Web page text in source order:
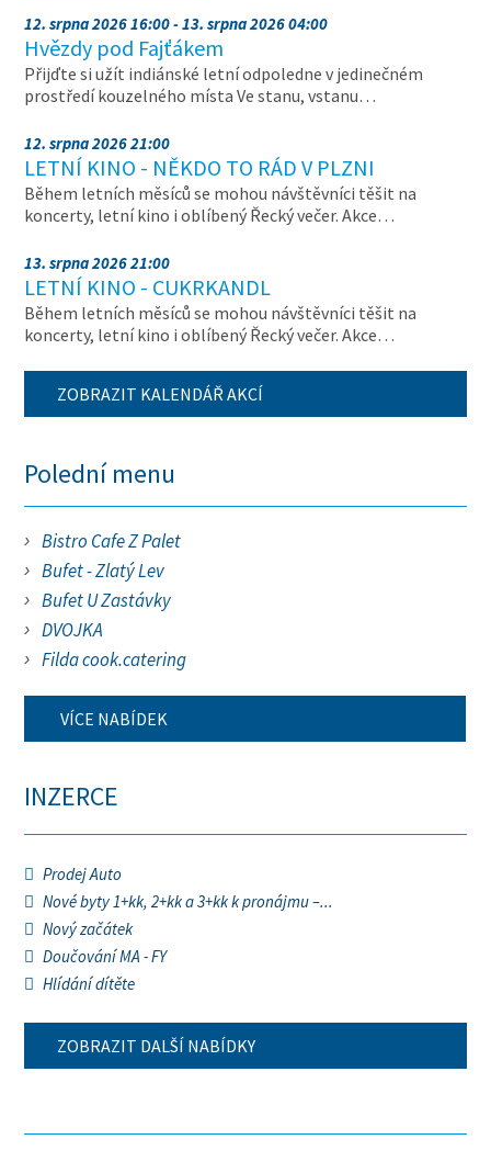
12. srpna 2026 16:00 - 13. srpna 2026 04:00
Hvězdy pod Fajťákem
Přijďte si užít indiánské letní odpoledne v jedinečném
prostředí kouzelného místa Ve stanu, vstanu…
12. srpna 2026 21:00
LETNÍ KINO - NĚKDO TO RÁD V PLZNI
Během letních měsíců se mohou návštěvníci těšit na
koncerty, letní kino i oblíbený Řecký večer. Akce…
13. srpna 2026 21:00
LETNÍ KINO - CUKRKANDL
Během letních měsíců se mohou návštěvníci těšit na
koncerty, letní kino i oblíbený Řecký večer. Akce…
ZOBRAZIT KALENDÁŘ AKCÍ
Polední menu
Bistro Cafe Z Palet
Bufet - Zlatý Lev
Bufet U Zastávky
DVOJKA
Filda cook.catering
VÍCE NABÍDEK
INZERCE
Prodej Auto
Nové byty 1+kk, 2+kk a 3+kk k pronájmu –...
Nový začátek
Doučování MA - FY
Hlídání dítěte
ZOBRAZIT DALŠÍ NABÍDKY